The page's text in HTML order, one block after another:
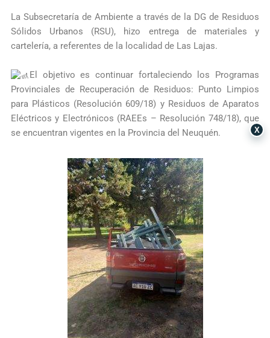
La Subsecretaría de Ambientea través de la DG de Residuos
Sólidos Urbanos (RSU), hizo entrega de materiales y
cartelería, a referentes de la localidad de Las Lajas.
El objetivo es continuar fortaleciendo los Programas
Provinciales de Recuperación de Residuos: Punto Limpios
para Plásticos (Resolución 609/18) y Residuos de Aparatos
Eléctricos y Electrónicos (RAEEs – Resolución 748/18), que
se encuentran vigentes en la Provincia del Neuquén.
X